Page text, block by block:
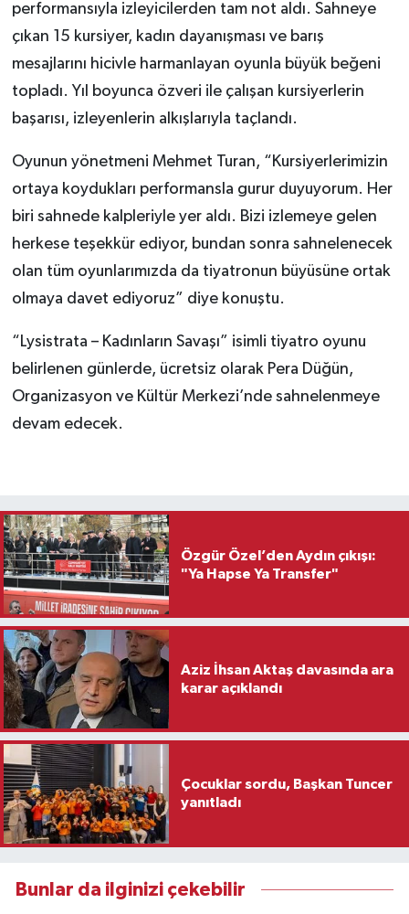
performansıyla izleyicilerden tam not aldı. Sahneye
çıkan 15 kursiyer, kadın dayanışması ve barış
mesajlarını hicivle harmanlayan oyunla büyük beğeni
topladı. Yıl boyunca özveri ile çalışan kursiyerlerin
başarısı, izleyenlerin alkışlarıyla taçlandı.
Oyunun yönetmeni Mehmet Turan, “Kursiyerlerimizin
ortaya koydukları performansla gurur duyuyorum. Her
biri sahnede kalpleriyle yer aldı. Bizi izlemeye gelen
herkese teşekkür ediyor, bundan sonra sahnelenecek
olan tüm oyunlarımızda da tiyatronun büyüsüne ortak
olmaya davet ediyoruz” diye konuştu.
“Lysistrata – Kadınların Savaşı” isimli tiyatro oyunu
belirlenen günlerde, ücretsiz olarak Pera Düğün,
Organizasyon ve Kültür Merkezi’nde sahnelenmeye
devam edecek.
Özgür Özel’den Aydın çıkışı:
"Ya Hapse Ya Transfer"
Aziz İhsan Aktaş davasında ara
karar açıklandı
Çocuklar sordu, Başkan Tuncer
yanıtladı
Bunlar da ilginizi çekebilir